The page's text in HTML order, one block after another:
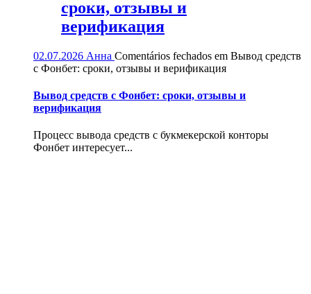
сроки, отзывы и
верификация
02.07.2026 Анна Comentários fechados em Вывод средств
с Фонбет: сроки, отзывы и верификация
Вывод средств с Фонбет: сроки, отзывы и
верификация
Процесс вывода средств с букмекерской конторы
Фонбет интересует...